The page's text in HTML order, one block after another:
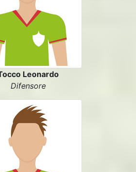
Leonardo
Difensore